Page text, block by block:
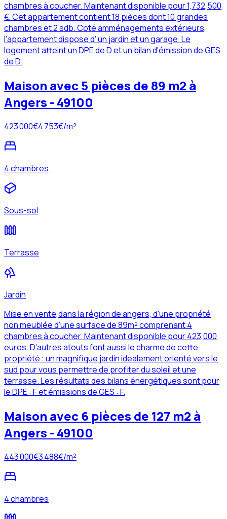
chambres à coucher. Maintenant disponible pour 1,732,500
€. Cet appartement contient 18 pièces dont 10 grandes
chambres et 2 sdb. Coté amménagements extérieurs,
l'appartement dispose d' un jardin et un garage. Le
logement atteint un DPE de D et un bilan d'émission de GES
de D.
Maison avec 5 pièces de 89 m2 à
Angers - 49100
423 000€4 753€/m²
4 chambres
Sous-sol
Terrasse
Jardin
Mise en vente,dans la région de angers, d'une propriété
non meublée d'une surface de 89m² comprenant 4
chambres à coucher. Maintenant disponible pour 423,000
euros. D'autres atouts font aussi le charme de cette
propriété : un magnifique jardin idéalement orienté vers le
sud pour vous permettre de profiter du soleil et une
terrasse. Les résultats des bilans énergétiques sont pour
le DPE : F et émissions de GES : F.
Maison avec 6 pièces de 127 m2 à
Angers - 49100
443 000€3 488€/m²
4 chambres